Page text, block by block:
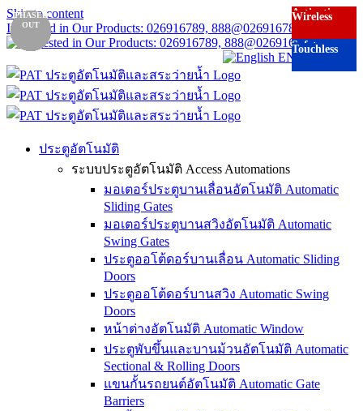
Skip to content
Interested in Our Products: 026916789, 888@026916789.com
EN
ประตูอัตโนมัติ
ระบบประตูอัตโนมัติ Access Automations
มอเตอร์ประตูบานเลื่อนอัตโนมัติ Automatic
Sliding Gates
มอเตอร์ประตูบานสวิงอัตโนมัติ Automatic
Swing Gates
ประตูออโต้ดอร์บานเลื่อน Automatic Sliding
Doors
ประตูออโต้ดอร์บานสวิง Automatic Swing
Doors
หน้าต่างอัตโนมัติ Automatic Window
ประตูพับขึ้นและบานม้วนอัตโนมัติ Automatic
Sectional & Rolling Doors
แขนกั้นรถยนต์อัตโนมัติ Automatic Gate
Barriers
Activation
Safety
PHASED
OUT
Touchless
Special
order
PHASED
OUT
Wireless
Touchless
PHASED
OUT
Wireless
PHASED
OUT
PHASED
OUT